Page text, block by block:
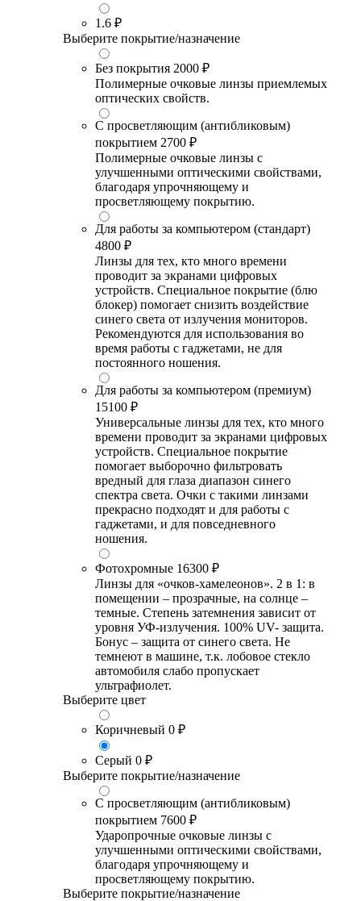
1.6 ₽
Выберите покрытие/назначение
Без покрытия 2000 ₽
Полимерные очковые линзы приемлемых
оптических свойств.
С просветляющим (антибликовым)
покрытием 2700 ₽
Полимерные очковые линзы с
улучшенными оптическими свойствами,
благодаря упрочняющему и
просветляющему покрытию.
Для работы за компьютером (стандарт)
4800 ₽
Линзы для тех, кто много времени
проводит за экранами цифровых
устройств. Специальное покрытие (блю
блокер) помогает снизить воздействие
синего света от излучения мониторов.
Рекомендуются для использования во
время работы с гаджетами, не для
постоянного ношения.
Для работы за компьютером (премиум)
15100 ₽
Универсальные линзы для тех, кто много
времени проводит за экранами цифровых
устройств. Специальное покрытие
помогает выборочно фильтровать
вредный для глаза диапазон синего
спектра света. Очки с такими линзами
прекрасно подходят и для работы с
гаджетами, и для повседневного
ношения.
Фотохромные 16300 ₽
Линзы для «очков-хамелеонов». 2 в 1: в
помещении – прозрачные, на солнце –
темные. Степень затемнения зависит от
уровня УФ-излучения. 100% UV- защита.
Бонус – защита от синего света. Не
темнеют в машине, т.к. лобовое стекло
автомобиля слабо пропускает
ультрафиолет.
Выберите цвет
Коричневый 0 ₽
Серый 0 ₽
Выберите покрытие/назначение
С просветляющим (антибликовым)
покрытием 7600 ₽
Ударопрочные очковые линзы с
улучшенными оптическими свойствами,
благодаря упрочняющему и
просветляющему покрытию.
Выберите покрытие/назначение